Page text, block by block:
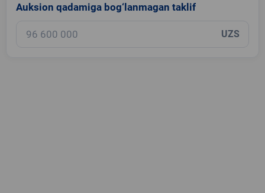
Auksion qadamiga bog‘lanmagan taklif
UZS